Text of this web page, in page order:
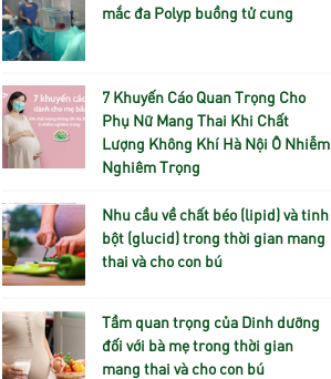
mắc đa Polyp buồng tử cung
7 Khuyến Cáo Quan Trọng Cho
Phụ Nữ Mang Thai Khi Chất
Lượng Không Khí Hà Nội Ô Nhiễm
Nghiêm Trọng
Nhu cầu về chất béo (lipid) và tinh
bột (glucid) trong thời gian mang
thai và cho con bú
Tầm quan trọng của Dinh dưỡng
đối với bà mẹ trong thời gian
mang thai và cho con bú